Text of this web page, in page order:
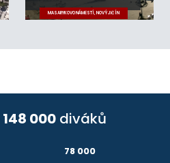
MASARYKOVO NÁMĚSTÍ, NOVÝ JIČÍN
148 000 diváků
78 000